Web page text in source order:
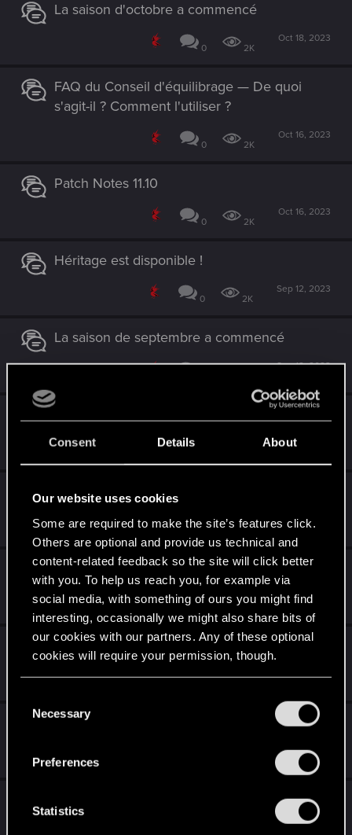
Consent Details About
Our website uses cookies
Some are required to make the site’s features click.
Others are optional and provide us technical and
content-related feedback so the site will click better
with you. To help us reach you, for example via
social media, with something of ours you might find
interesting, occasionally we might also share bits of
our cookies with our partners. Any of these optional
cookies will require your permission, though.
and tweak your preferences regarding them in the
Necessary
Preferences
Statistics
La saison d'octobre a commencé
0 2K
Oct 18, 2023
FAQ du Conseil d'équilibrage — De quoi
s'agit-il ? Comment l'utiliser ?
0 2K
Oct 16, 2023
Patch Notes 11.10
0 2K
Oct 16, 2023
Héritage est disponible !
0 2K
Sep 12, 2023
La saison de septembre a commencé
Sep 12, 2023
Sep 11, 2023
Calendrier des révélations d'Héritage
0 1K
Sep 6, 2023
La saison d'août est arrivée !
0 2K
Aug 8, 2023
Patch Notes 11.8
Aug 7, 2023
La marée montante est disponible !
Jul 11, 2023
Jul 11, 2023